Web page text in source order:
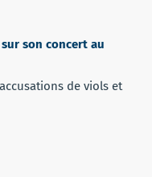
son concert au
de viols et